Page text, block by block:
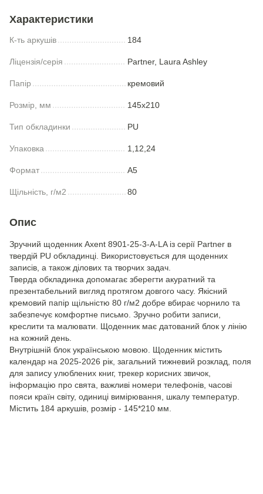
Характеристики
К-ть аркушів 184
Ліцензія/серія Partner, Laura Ashley
Папір кремовий
Розмір, мм 145x210
Тип обкладинки PU
Упаковка 1,12,24
Формат А5
Щільність, г/м2 80
Опис
Зручний щоденник Axent 8901-25-3-A-LA із серії Partner в
твердій PU обкладинці. Використовується для щоденних
записів, а також ділових та творчих задач.
Тверда обкладинка допомагає зберегти акуратний та
презентабельний вигляд протягом довгого часу. Якісний
кремовий папір щільністю 80 г/м2 добре вбирає чорнило та
забезпечує комфортне письмо. Зручно робити записи,
креслити та малювати. Щоденник має датований блок у лінію
на кожний день.
Внутрішній блок українською мовою. Щоденник містить
календар на 2025-2026 рік, загальний тижневий розклад, поля
для запису улюблених книг, трекер корисних звичок,
інформацію про свята, важливі номери телефонів, часові
пояси країн світу, одиниці вимірювання, шкалу температур.
Містить 184 аркушів, розмір - 145*210 мм.